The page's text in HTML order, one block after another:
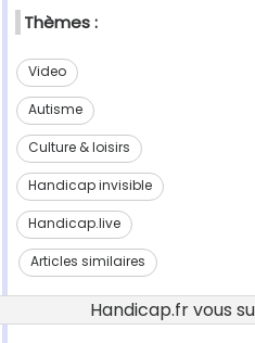
Thèmes :
Video
Autisme
Culture & loisirs
Handicap invisible
Handicap.live
Articles similaires
Handicap.fr vous